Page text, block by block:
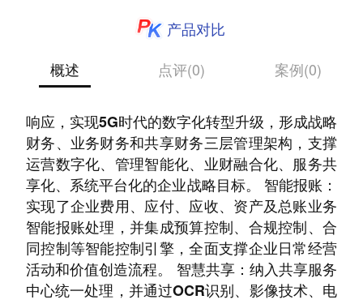
产品对比
概述
点评(0) 案例(0)
响应，实现5G时代的数字化转型升级，形成战略
财务、业务财务和共享财务三层管理架构，支撑
运营数字化、管理智能化、业财融合化、服务共
享化、系统平台化的企业战略目标。 智能报账：
实现了企业费用、应付、应收、资产及总账业务
智能报账处理，并集成预算控制、合规控制、合
同控制等智能控制引擎，全面支撑企业日常经营
活动和价值创造流程。 智慧共享：纳入共享服务
中心统一处理，并通过OCR识别、影像技术、电